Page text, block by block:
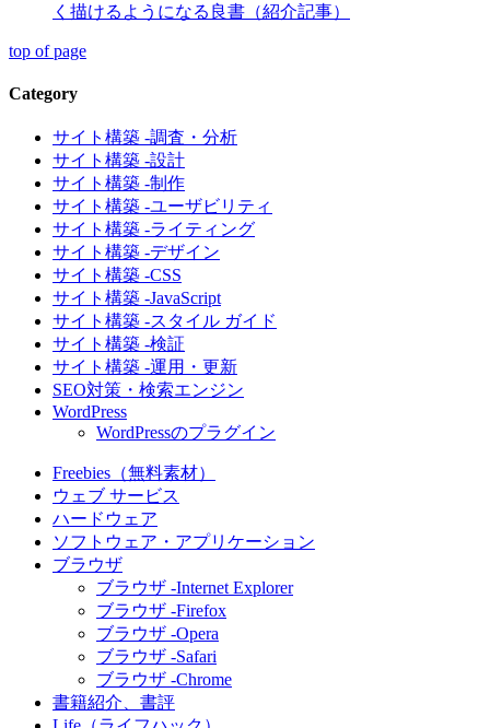
く描けるようになる良書（紹介記事）
top of page
Category
サイト構築 -調査・分析
サイト構築 -設計
サイト構築 -制作
サイト構築 -ユーザビリティ
サイト構築 -ライティング
サイト構築 -デザイン
サイト構築 -CSS
サイト構築 -JavaScript
サイト構築 -スタイル ガイド
サイト構築 -検証
サイト構築 -運用・更新
SEO対策・検索エンジン
WordPress
WordPressのプラグイン
Freebies（無料素材）
ウェブ サービス
ハードウェア
ソフトウェア・アプリケーション
ブラウザ
ブラウザ -Internet Explorer
ブラウザ -Firefox
ブラウザ -Opera
ブラウザ -Safari
ブラウザ -Chrome
書籍紹介、書評